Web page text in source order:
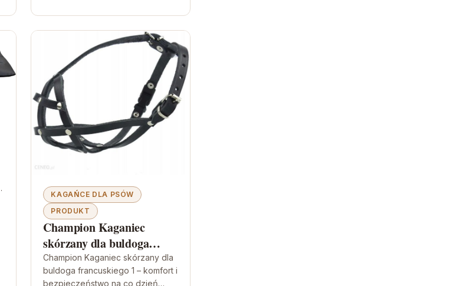
KAGAŃCE DLA PSÓW
PRODUKT
Champion Kaganiec
skórzany dla buldoga
francuskiego 1
Champion Kaganiec skórzany dla
buldoga francuskiego 1 – komfort i
bezpieczeństwo na co dzień